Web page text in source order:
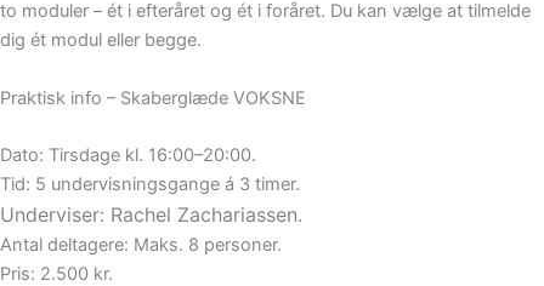
to moduler – ét i efteråret og ét i foråret. Du kan vælge at tilmelde
dig ét modul eller begge.
Praktisk info – Skaberglæde VOKSNE
Dato: Tirsdage kl. 16:00–20:00.
Tid: 5 undervisningsgange á 3 timer.
Underviser: Rachel Zachariassen.
Antal deltagere: Maks. 8 personer.
Pris: 2.500 kr.